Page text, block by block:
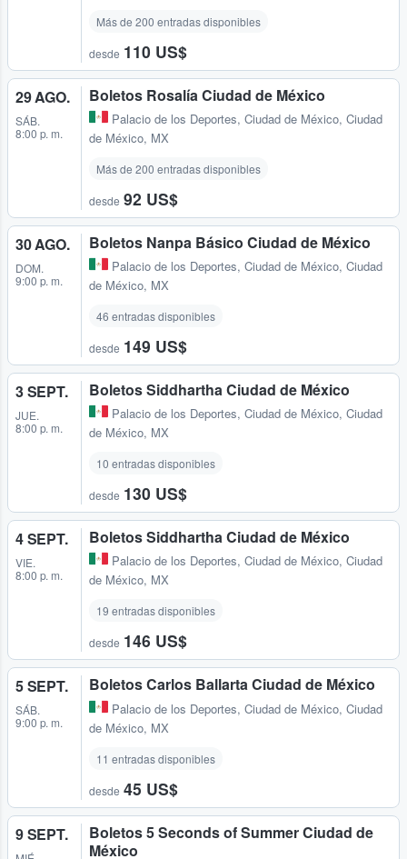
Más de 200 entradas disponibles
desde 110 US$
29 AGO.
SÁB.
8:00 p. m.
Boletos Rosalía Ciudad de México
Palacio de los Deportes, Ciudad de México, Ciudad
de México, MX
Más de 200 entradas disponibles
desde 92 US$
30 AGO.
DOM.
9:00 p. m.
Boletos Nanpa Básico Ciudad de México
Palacio de los Deportes, Ciudad de México, Ciudad
de México, MX
46 entradas disponibles
desde 149 US$
3 SEPT.
JUE.
8:00 p. m.
Boletos Siddhartha Ciudad de México
Palacio de los Deportes, Ciudad de México, Ciudad
de México, MX
10 entradas disponibles
desde 130 US$
4 SEPT.
VIE.
8:00 p. m.
Boletos Siddhartha Ciudad de México
Palacio de los Deportes, Ciudad de México, Ciudad
de México, MX
19 entradas disponibles
desde 146 US$
5 SEPT.
SÁB.
9:00 p. m.
Boletos Carlos Ballarta Ciudad de México
Palacio de los Deportes, Ciudad de México, Ciudad
de México, MX
11 entradas disponibles
desde 45 US$
9 SEPT.
Boletos 5 Seconds of Summer Ciudad de
México